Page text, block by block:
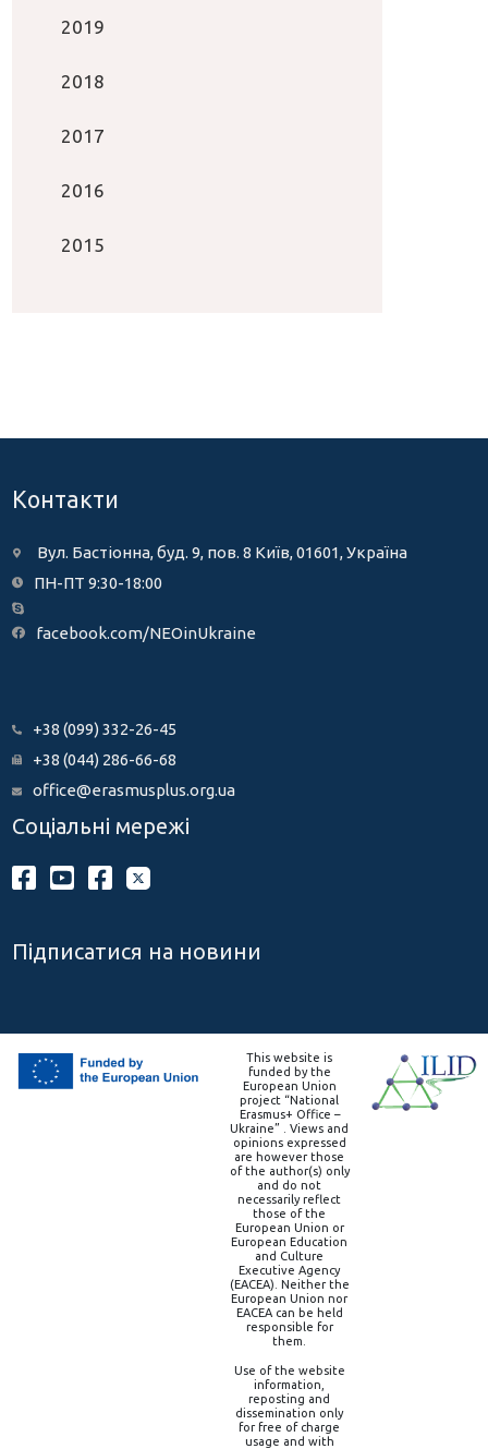
2019
2018
2017
2016
2015
Контакти
Вул. Бастіонна, буд. 9, пов. 8 Київ, 01601, Україна
ПН-ПТ 9:30-18:00
facebook.com/NEOinUkraine
+38 (099) 332-26-45
+38 (044) 286-66-68
office@erasmusplus.org.ua
Соціальні мережі
Підписатися на новини
This website is
funded by the
European Union
project “National
Erasmus+ Office –
Ukraine” . Views and
opinions expressed
are however those
of the author(s) only
and do not
necessarily reflect
those of the
European Union or
European Education
and Culture
Executive Agency
(EACEA). Neither the
European Union nor
EACEA can be held
responsible for
them.
Use of the website
information,
reposting and
dissemination only
for free of charge
usage and with